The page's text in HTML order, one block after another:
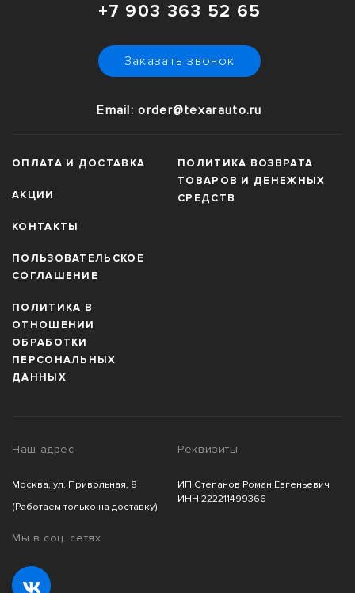
+7 903 363 52 65
Заказать звонок
Email: order@texarauto.ru
ОПЛАТА И ДОСТАВКА
АКЦИИ
КОНТАКТЫ
ПОЛЬЗОВАТЕЛЬСКОЕ
СОГЛАШЕНИЕ
ПОЛИТИКА В
ОТНОШЕНИИ
ОБРАБОТКИ
ПЕРСОНАЛЬНЫХ
ДАННЫХ
ПОЛИТИКА ВОЗВРАТА
ТОВАРОВ И ДЕНЕЖНЫХ
СРЕДСТВ
Наш адрес
Москва, ул. Привольная, 8
(Работаем только на доставку)
Реквизиты
ИП Степанов Роман Евгеньевич
ИНН 222211499366
Мы в соц. сетях